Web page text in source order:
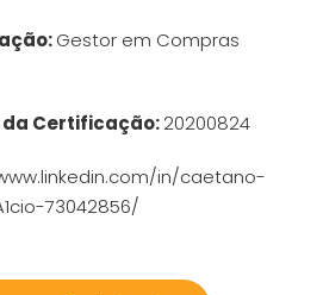
Gestor em Compras
da Certificação:20200824
in/caetano-
73042856/